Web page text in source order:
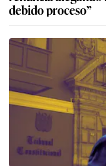
debido proceso”